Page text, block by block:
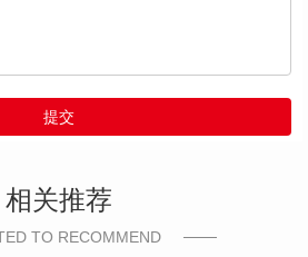
提交
相关推荐
TO RECOMMEND